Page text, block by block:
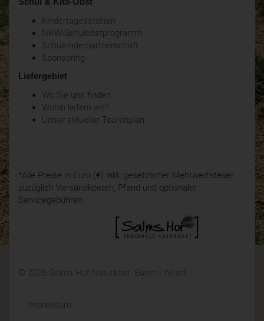
Kindertagesstätten
NRW-Schulobstprogramm
Schulkinderpartnerschaft
Sponsoring
Liefergebiet
Wo Sie uns finden
Wohin liefern wir?
Unser aktueller Tourenplan
*Alle Preise in Euro (€) inkl. gesetzlicher Mehrwertsteuer,
zuzüglich Versandkosten, Pfand und optionaler
Servicegebühren.
© 2026 Salms Hof Naturkost, Büren i.Westf.
Impressum